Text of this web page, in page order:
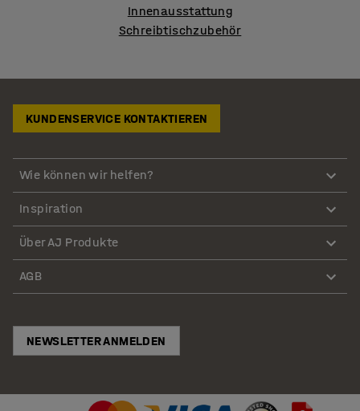
Innenausstattung
Schreibtischzubehör
KUNDENSERVICE KONTAKTIEREN
Wie können wir helfen?
Inspiration
Über AJ Produkte
AGB
NEWSLETTER ANMELDEN